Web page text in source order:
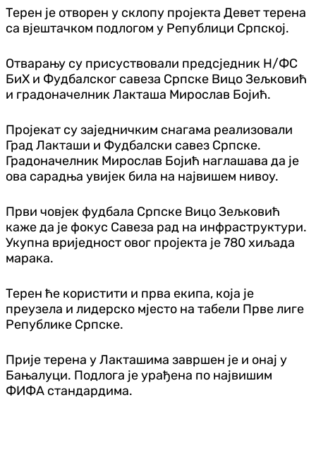
Терен је отворен у склопу пројекта Девет терена
са вјештачком подлогом у Републици Српској.
Отварању су присуствовали предсједник Н/ФС
БиХ и Фудбалског савеза Српске Вицо Зељковић
и градоначелник Лакташа Мирослав Бојић.
Пројекат су заједничким снагама реализовали
Град Лакташи и Фудбалски савез Српске.
Градоначелник Мирослав Бојић наглашава да је
ова сарадња увијек била на највишем нивоу.
Први човјек фудбала Српске Вицо Зељковић
каже да је фокус Савеза рад на инфраструктури.
Укупна вриједност овог пројекта је 780 хиљада
марака.
Терен ће користити и прва екипа, која је
преузела и лидерско мјесто на табели Прве лиге
Републике Српске.
Прије терена у Лакташима завршен је и онај у
Бањалуци. Подлога је урађена по највишим
ФИФА стандардима.